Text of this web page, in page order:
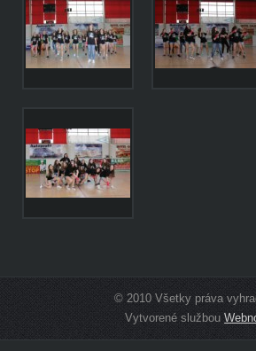
© 2010 Všetky práva
Vytvorené službou